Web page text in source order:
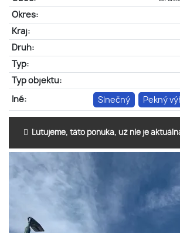
Okres:
Kraj:
Druh:
Typ:
Typ objektu:
Iné: Slnečný Pekný
Ľutujeme, táto ponuka, už nie je